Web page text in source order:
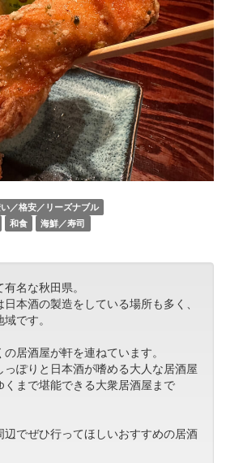
／格安／リーズナブル
和食 海鮮／寿司
名な秋田県。
本酒の製造をしている場所も多く、
です。
居酒屋が軒を連ねています。
っぽりと日本酒が嗜める大人な居酒屋
まで堪能できる大衆居酒屋まで
でぜひ行ってほしいおすすめの居酒